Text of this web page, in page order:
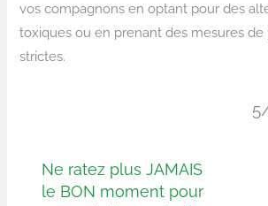
vos compagnons en optant pour des
toxiques ou en prenant des mesures de
strictes.
Ne ratez plus JAMAIS
le BON moment pour